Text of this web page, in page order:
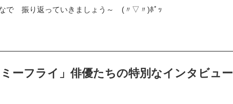
振り返っていきましょう～ (〃▽〃)ﾎﾟｯ
ーフライ」俳優たちの特別なインタビュー